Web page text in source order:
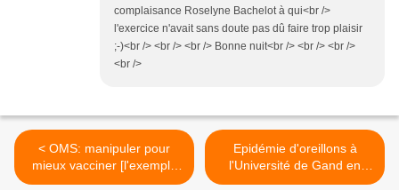
complaisance Roselyne Bachelot à qui<br />
l'exercice n'avait sans doute pas dû faire trop plaisir
;-)<br /> <br /> <br /> Bonne nuit<br /> <br /> <br />
<br />
< OMS: manipuler pour
mieux vacciner [l'exemple
de la Semaine Africaine de
Epidémie d'oreillons à
l'Université de Gand en
dépit du vaccin >